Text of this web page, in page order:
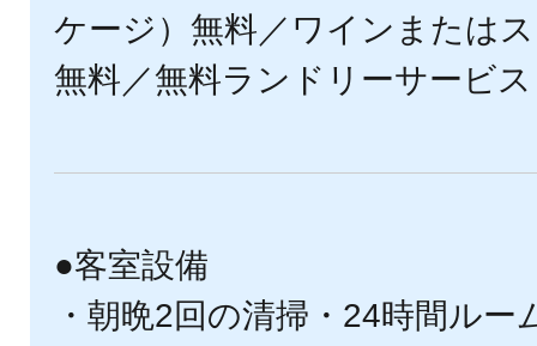
ケージ）無料／ワインまたは
無料／無料ランドリーサービ
●客室設備
・朝晩2回の清掃・24時間ル